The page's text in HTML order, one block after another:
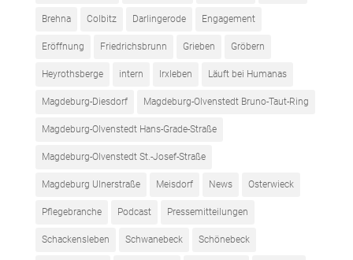
Brehna Colbitz Darlingerode Engagement
Eröffnung Friedrichsbrunn Grieben Gröbern
Heyrothsberge intern Irxleben Läuft bei Humanas
Magdeburg-Diesdorf Magdeburg-Olvenstedt Bruno-Taut-Ring
Magdeburg-Olvenstedt Hans-Grade-Straße
Magdeburg-Olvenstedt St.-Josef-Straße
Magdeburg Ulnerstraße Meisdorf News Osterwieck
Pflegebranche Podcast Pressemitteilungen
Schackensleben Schwanebeck Schönebeck